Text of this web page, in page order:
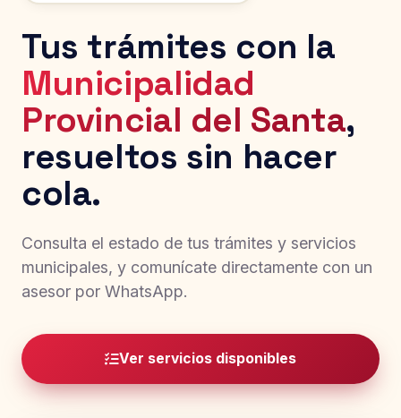
Tus trámites con la
Municipalidad
Provincial del Santa,
resueltos sin hacer
cola.
Consulta el estado de tus trámites y servicios
municipales, y comunícate directamente con un
asesor por WhatsApp.
Ver servicios disponibles